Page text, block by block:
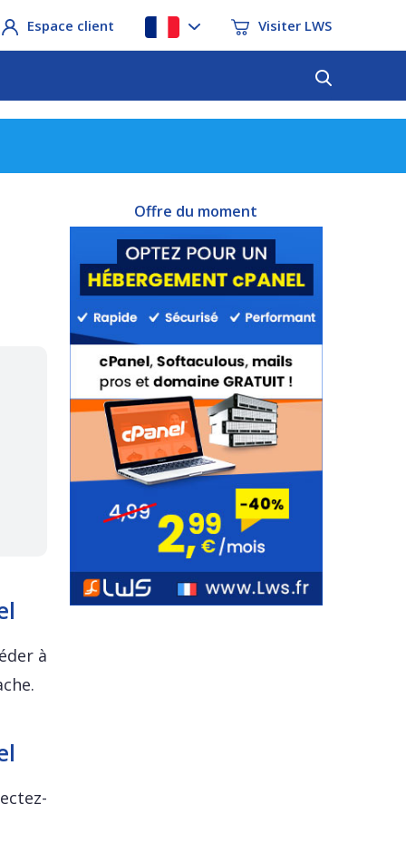
Espace client Visiter LWS
à
Offre du moment